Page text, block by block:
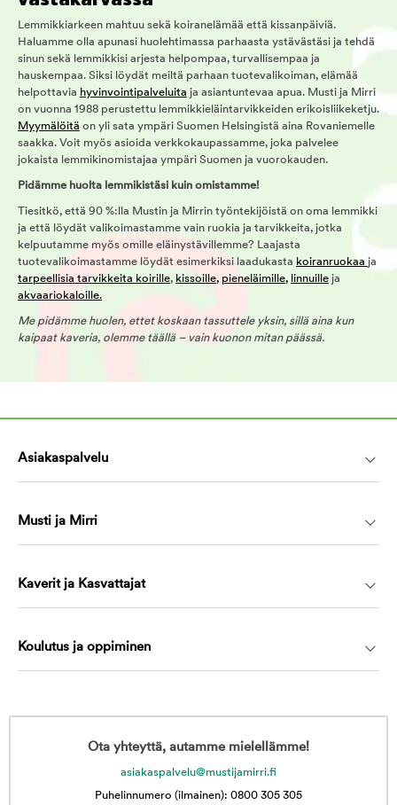
Lemmikkiarkeen mahtuu sekä koiranelämää että kissanpäiviä.
Haluamme olla apunasi huolehtimassa parhaasta ystävästäsi ja tehdä
sinun sekä lemmikkisi arjesta helpompaa, turvallisempaa ja
hauskempaa. Siksi löydät meiltä parhaan tuotevalikoiman, elämää
helpottavia hyvinvointipalveluita ja asiantuntevaa apua. Musti ja Mirri
on vuonna 1988 perustettu lemmikkieläintarvikkeiden erikoisliikeketju.
Myymälöitä on yli sata ympäri Suomen Helsingistä aina Rovaniemelle
saakka. Voit myös asioida verkkokaupassamme, joka palvelee
jokaista lemmikinomistajaa ympäri Suomen ja vuorokauden.
Pidämme huolta lemmikistäsi kuin omistamme!
Tiesitkö, että 90 %:lla Mustin ja Mirrin työntekijöistä on oma lemmikki
ja että löydät valikoimastamme vain ruokia ja tarvikkeita, jotka
kelpuutamme myös omille eläinystävillemme? Laajasta
tuotevalikoimastamme löydät esimerkiksi laadukasta koiranruokaa ja
tarpeellisia tarvikkeita koirille, kissoille, pieneläimille, linnuille ja
akvaariokaloille.
Me pidämme huolen, ettet koskaan tassuttele yksin, sillä aina kun
kaipaat kaveria, olemme täällä – vain kuonon mitan päässä.
Asiakaspalvelu
Musti ja Mirri
Kaverit ja Kasvattajat
Koulutus ja oppiminen
Ota yhteyttä, autamme mielellämme!
asiakaspalvelu@mustijamirri.fi
Puhelinnumero (ilmainen): 0800 305 305